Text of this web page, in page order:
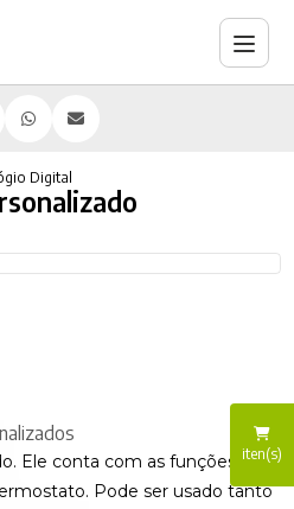
iten(s)
Digital Personalizado
Ele conta com as funções
Pode ser usado tanto